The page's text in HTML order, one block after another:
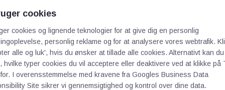
frekvensanalyser er i roterende maskiner som motorer, pumper
som ubalance, misalignment og slidte lejer, som alle kan
kan en øget vibration ved en bestemt frekvens indikere, at
i vedligeholdelsesprogrammer kan føre til
tidligt kan virksomheder udføre planlagte
cookies
cookies og lignende teknologier for at give dig en personlig
personlig reklame og for at analysere vores webtrafik.
alle og luk', hvis du ønsker at tillade alle cookies. Alternativt kan du
hvilke typer cookies du vil acceptere eller deaktivere ved at klikke på
I overensstemmelse med kravene fra Googles Business Data
Site sikrer vi gennemsigtighed og kontrol over dine data.